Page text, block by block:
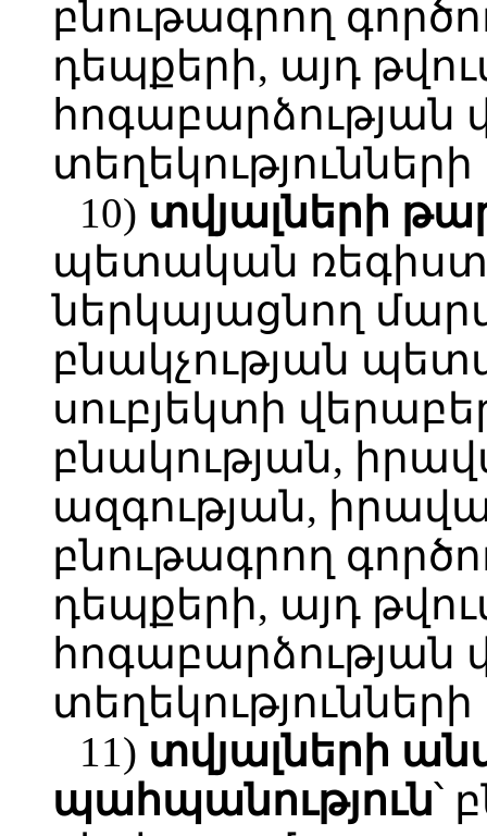
բնութագրող
դեպքերի, այդ
հոգաբարձության
10) տվյալների
պետական
ներկայացնող
բնակչության
սուբյեկտի
բնակության,
ազգության,
բնութագրող
դեպքերի, այդ
հոգաբարձության
11) տվյալների
պահպանություն՝